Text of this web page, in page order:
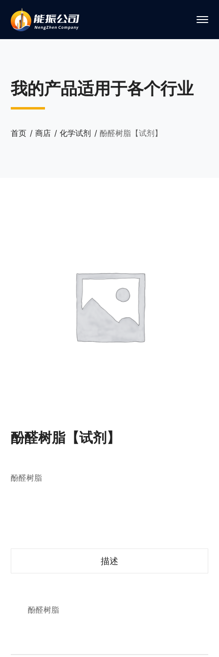
我的产品适用于各个行业
首页 商店 化学试剂 酚醛树脂【试剂】
酚醛树脂【试剂】
酚醛树脂
描述
酚醛树脂